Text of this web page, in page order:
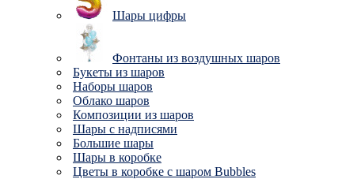
Шары цифры
Фонтаны из воздушных шаров
Букеты из шаров
Наборы шаров
Облако шаров
Композиции из шаров
Шары с надписями
Большие шары
Шары в коробке
Цветы в коробке с шаром Bubbles